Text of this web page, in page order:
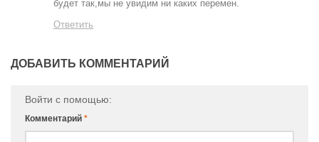
будет так,мы не увидим ни каких перемен.
Ответить
ДОБАВИТЬ КОММЕНТАРИЙ
Войти с помощью:
Комментарий *